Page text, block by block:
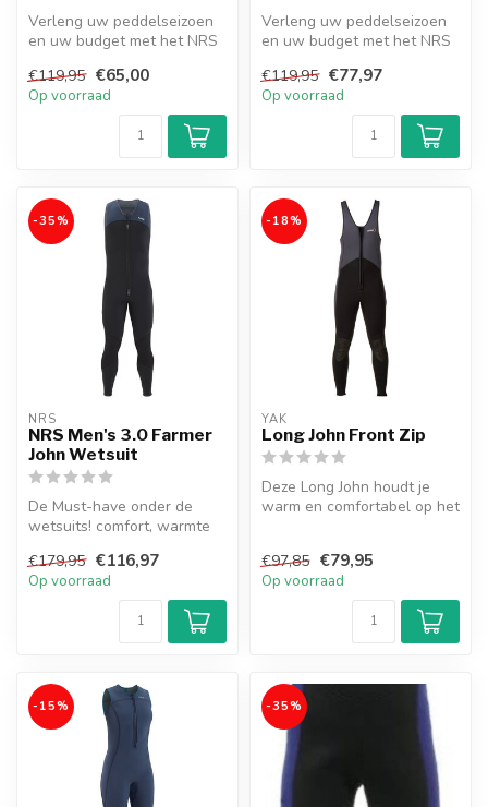
Verleng uw peddelseizoen
en uw budget met het NRS
heren...
€119,95 €65,00
Op voorraad
Verleng uw peddelseizoen
en uw budget met het NRS
dames...
€119,95 €77,97
Op voorraad
-35%
NRS
NRS Men's 3.0 Farmer
John Wetsuit
De Must-have onder de
wetsuits! comfort, warmte
mouwloze desi...
€179,95 €116,97
Op voorraad
-18%
YAK
Long John Front Zip
Deze Long John houdt je
warm en comfortabel op het
€97,85 €79,95
Op voorraad
-15% -35%